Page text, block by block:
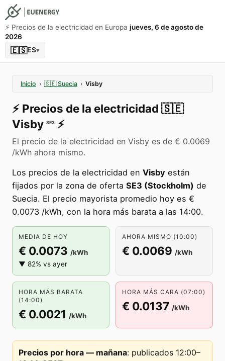
⚡️ Precios de la electricidad en Europa jueves, 6 de agosto de
2026
🇪🇸ES▾
Inicio › 🇸🇪 Suecia › Visby
⚡️ Precios de la electricidad 🇸🇪
Visby SE3 ⚡️
El precio de la electricidad en Visby es de € 0.0069
/kWh ahora mismo.
Los precios de la electricidad en Visby están
fijados por la zona de oferta SE3 (Stockholm) de
Suecia. El precio mayorista promedio hoy es €
0.0073 /kWh, con la hora más barata a las 14:00.
MEDIA DE HOY
€ 0.0073 /kWh
▼ 82% vs ayer
AHORA MISMO (10:00)
€ 0.0069 /kWh
HORA MÁS BARATA
(14:00)
€ 0.0021 /kWh
HORA MÁS CARA (07:00)
€ 0.0137 /kWh
Precios por hora — mañana: publicados 12:00–